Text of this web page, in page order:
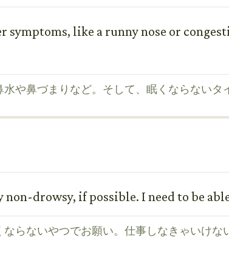
symptoms, like a runny nose or
や鼻づまりなど。そして、眠くならないタ
drowsy, if possible. I need to be
らないやつでお願い。仕事しなきゃいけな